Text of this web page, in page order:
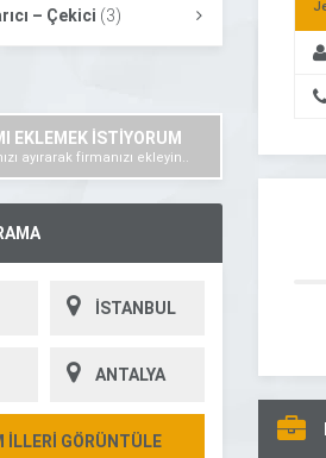
– Çekici (3)
EKLEMEK İSTİYORUM
ayırarak firmanızı ekleyin..
İSTANBUL
ANTALYA
İLLERİ GÖRÜNTÜLE